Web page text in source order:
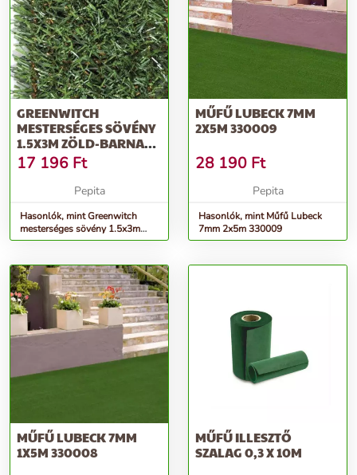
GREENWITCH
MESTERSÉGES SÖVÉNY
1.5X3M ZÖLD-BARNA
2011885
17 196 Ft
Pepita
Hasonlók, mint Greenwitch
mesterséges sövény 1.5x3m
zöld-barna 2011885
MŰFŰ LUBECK 7MM
2X5M 330009
28 190 Ft
Pepita
Hasonlók, mint Műfű Lubeck
7mm 2x5m 330009
MŰFŰ LUBECK 7MM
1X5M 330008
MŰFŰ ILLESZTŐ
SZALAG 0,3 X 10M